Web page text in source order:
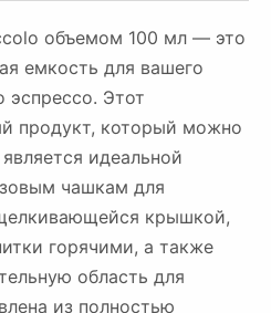
объемом 100 мл — это
емкость для вашего
эспрессо. Этот
продукт, который можно
идеальной
чашкам для
крышкой,
горячими, а также
область для
из полностью